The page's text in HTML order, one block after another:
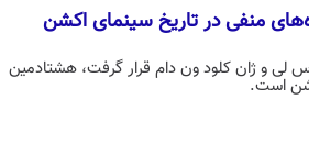
منفی در تاریخ سینمای اکشن
لی و ژان کلود ون دام قرار گرفت، هشتادمین
است.